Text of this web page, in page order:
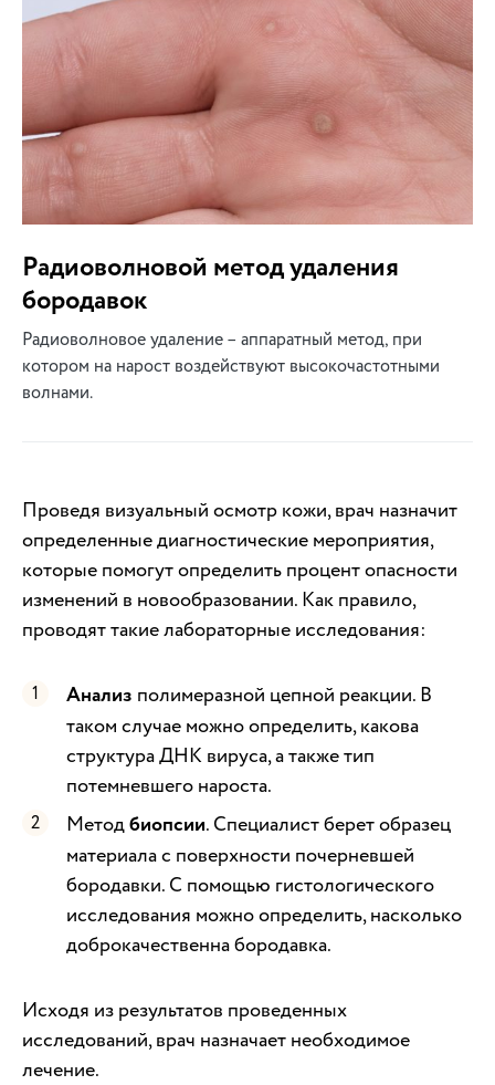
Радиоволновой метод удаления
бородавок
Радиоволновое удаление – аппаратный метод, при
котором на нарост воздействуют высокочастотными
волнами.
Проведя визуальный осмотр кожи, врач назначит
определенные диагностические мероприятия,
которые помогут определить процент опасности
изменений в новообразовании. Как правило,
проводят такие лабораторные исследования:
Анализ полимеразной цепной реакции. В
таком случае можно определить, какова
структура ДНК вируса, а также тип
потемневшего нароста.
Методбиопсии. Специалист берет образец
материала с поверхности почерневшей
бородавки. С помощью гистологического
исследования можно определить, насколько
доброкачественна бородавка.
Исходя из результатов проведенных
исследований, врач назначает необходимое
лечение.